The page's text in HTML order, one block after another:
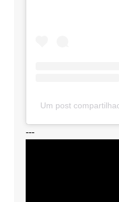
Um post
---